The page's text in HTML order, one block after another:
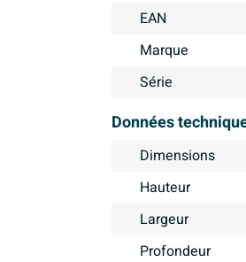
EAN
Marque
Série
Données
Dimensions
Hauteur
Largeur
Profondeur